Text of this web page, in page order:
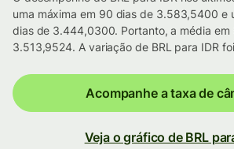
uma máxima em 90 dias de 3.583,5400 e
dias de 3.444,0300. Portanto, a média em
3.513,9524. A variação de BRL para IDR
Acompanhe a taxa de
Veja o gráfico de BRL